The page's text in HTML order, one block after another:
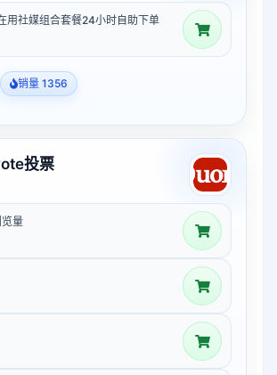
用社媒组合套餐24小时自助下单
销量 1356
投票
量